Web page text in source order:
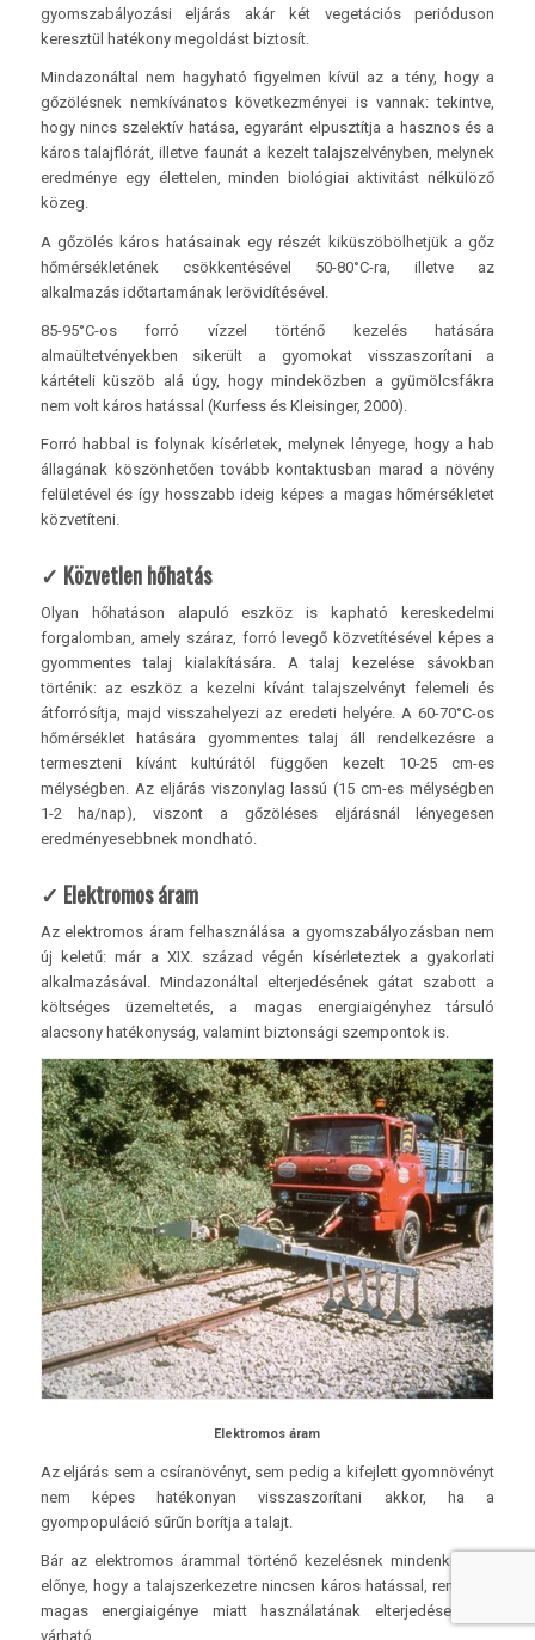
gyomszabályozási eljárás akár két vegetációs perióduson
keresztül hatékony megoldást biztosít.
Mindazonáltal nem hagyható figyelmen kívül az a tény, hogy a
gőzölésnek nemkívánatos következményei is vannak: tekintve,
hogy nincs szelektív hatása, egyaránt elpusztítja a hasznos és a
káros talajflórát, illetve faunát a kezelt talajszelvényben, melynek
eredménye egy élettelen, minden biológiai aktivitást nélkülöző
közeg.
A gőzölés káros hatásainak egy részét kiküszöbölhetjük a gőz
hőmérsékletének csökkentésével 50-80°C-ra, illetve az
alkalmazás időtartamának lerövidítésével.
85-95°C-os forró vízzel történő kezelés hatására
almaültetvényekben sikerült a gyomokat visszaszorítani a
kártételi küszöb alá úgy, hogy mindeközben a gyümölcsfákra
nem volt káros hatással (Kurfess és Kleisinger, 2000).
Forró habbal is folynak kísérletek, melynek lényege, hogy a hab
állagának köszönhetően tovább kontaktusban marad a növény
felületével és így hosszabb ideig képes a magas hőmérsékletet
közvetíteni.
✓ Közvetlen hőhatás
Olyan hőhatáson alapuló eszköz is kapható kereskedelmi
forgalomban, amely száraz, forró levegő közvetítésével képes a
gyommentes talaj kialakítására. A talaj kezelése sávokban
történik: az eszköz a kezelni kívánt talajszelvényt felemeli és
átforrósítja, majd visszahelyezi az eredeti helyére. A 60-70°C-os
hőmérséklet hatására gyommentes talaj áll rendelkezésre a
termeszteni kívánt kultúrától függően kezelt 10-25 cm-es
mélységben. Az eljárás viszonylag lassú (15 cm-es mélységben
1-2 ha/nap), viszont a gőzöléses eljárásnál lényegesen
eredményesebbnek mondható.
✓ Elektromos áram
Az elektromos áram felhasználása a gyomszabályozásban nem
új keletű: már a XIX. század végén kísérleteztek a gyakorlati
alkalmazásával. Mindazonáltal elterjedésének gátat szabott a
költséges üzemeltetés, a magas energiaigényhez társuló
alacsony hatékonyság, valamint biztonsági szempontok is.
Elektromos áram
Az eljárás sem a csíranövényt, sem pedig a kifejlett gyomnövényt
nem képes hatékonyan visszaszorítani akkor, ha a
gyompopuláció sűrűn borítja a talajt.
Bár az elektromos árammal történő kezelésnek mindenképpen
előnye, hogy a talajszerkezetre nincsen káros hatással, rendkívül
magas energiaigénye miatt használatának elterjedése nem
várható.